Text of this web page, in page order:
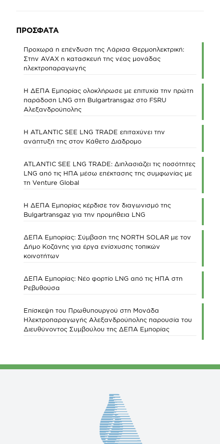
ΠΡΟΣΦΑΤΑ
Προχωρά η επένδυση της Λάρισα Θερμοηλεκτρική:
Στην AVAX η κατασκευή της νέας μονάδας
ηλεκτροπαραγωγής
Η ΔΕΠΑ Εμπορίας ολοκλήρωσε με επιτυχία την πρώτη
παράδοση LNG στη Bulgartransgaz στο FSRU
Αλεξανδρούπολης
Η ATLANTIC SEE LNG TRADE επιταχύνει την
ανάπτυξή της στον Κάθετο Διάδρομο
ATLANTIC SEE LNG TRADE: Διπλασιάζει τις ποσότητες
LNG από τις ΗΠΑ μέσω επέκτασης της συμφωνίας με
τη Venture Global
Η ΔΕΠΑ Εμπορίας κέρδισε τον διαγωνισμό της
Bulgartransgaz για την προμήθεια LNG
ΔΕΠΑ Εμπορίας: Σύμβαση της NORTH SOLAR με τον
Δήμο Κοζάνης για έργα ενίσχυσης τοπικών
κοινοτήτων
ΔΕΠΑ Εμπορίας: Νέο φορτίο LNG από τις ΗΠΑ στη
Ρεβυθούσα
Επίσκεψη του Πρωθυπουργού στη Μονάδα
Ηλεκτροπαραγωγής Αλεξανδρούπολης παρουσία του
Διευθύνοντος Συμβούλου της ΔΕΠΑ Εμπορίας